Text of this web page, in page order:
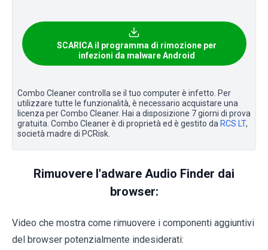
SCARICA il programma di rimozione per
infezioni da malware Android
Combo Cleaner controlla se il tuo computer è infetto. Per
utilizzare tutte le funzionalità, è necessario acquistare una
licenza per Combo Cleaner. Hai a disposizione 7 giorni di prova
gratuita. Combo Cleaner è di proprietà ed è gestito da RCS LT,
società madre di PCRisk.
Rimuovere l'adware Audio Finder dai
browser:
Video che mostra come rimuovere i componenti aggiuntivi
del browser potenzialmente indesiderati: